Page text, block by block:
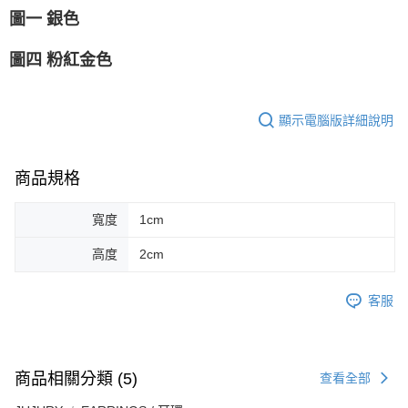
圖一 銀色
圖四 粉紅金色
顯示電腦版詳細說明
商品規格
寬度 1cm
高度 2cm
客服
商品相關分類 (5) 查看全部